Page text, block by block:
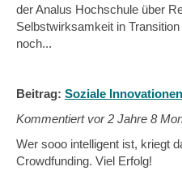
der Analus Hochschule über
Selbstwirksamkeit in
noch...
Beitrag: Soziale Innovationen
Kommentiert vor2 Jahre 8
Wer sooo intelligent ist, kriegt
Crowdfunding. Viel Erfolg!